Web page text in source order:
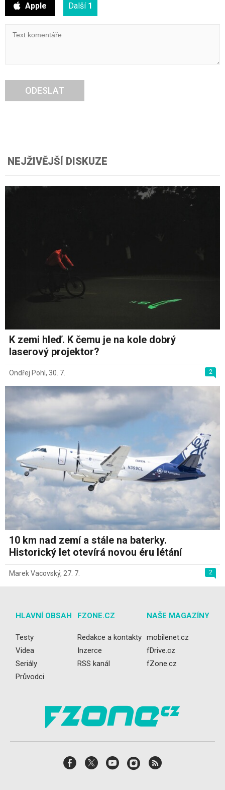
Apple Další 1
ODESLAT
NEJŽIVĚJŠÍ DISKUZE
K zemi hleď. K čemu je na kole dobrý
laserový projektor?
2
Ondřej Pohl , 30. 7.
10 km nad zemí a stále na baterky.
Historický let otevírá novou éru létání
2
Marek Vacovský, 27. 7.
HLAVNÍ OBSAH
Testy
Videa
Seriály
Průvodci
FZONE.CZ
Redakce a kontakty
Inzerce
RSS kanál
NAŠE MAGAZÍNY
mobilenet.cz
fDrive.cz
fZone.cz